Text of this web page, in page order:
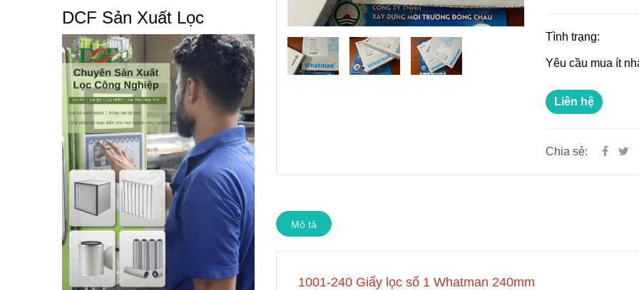
Tình trạng:
Yêu cầu mua ít
Liên hệ
Chia sẻ:
Mô tả
1001-240 Giấy lọc số 1 Whatman 240mm
DCF Sản Xuất Lọc